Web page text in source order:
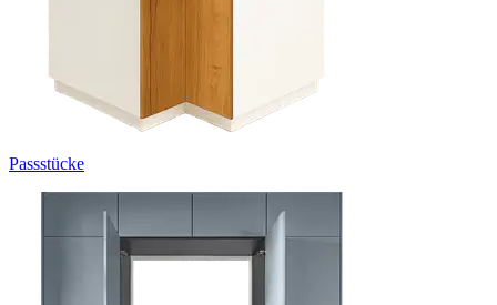
Passstücke